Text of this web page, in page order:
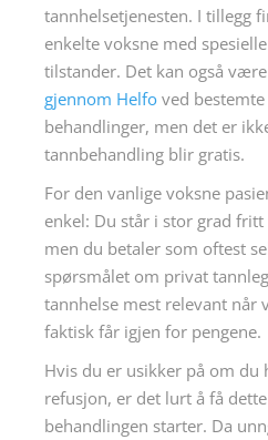
tannhelsetjenesten. I tillegg
enkelte voksne med
tilstander. Det kan også
gjennom Helfo ved
behandlinger, men det er
tannbehandling blir gratis.
For den vanlige voksne
enkel: Du står i stor grad fritt
men du betaler som oftest
spørsmålet om privat
tannhelse mest relevant når
faktisk får igjen for pengene.
Hvis du er usikker på om du
refusjon, er det lurt å få
behandlingen starter. Da